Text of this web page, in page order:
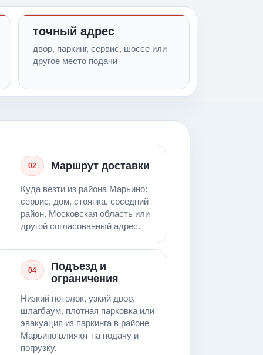
точный адрес
двор, паркинг, сервис, шоссе или
другое место подачи
02 Маршрут доставки
Куда везти из района Марьино:
сервис, дом, стоянка, соседний
район, Московская область или
другой согласованный адрес.
04
Подъезд и
ограничения
Низкий потолок, узкий двор,
шлагбаум, плотная парковка или
эвакуация из паркинга в районе
Марьино влияют на подачу и
погрузку.